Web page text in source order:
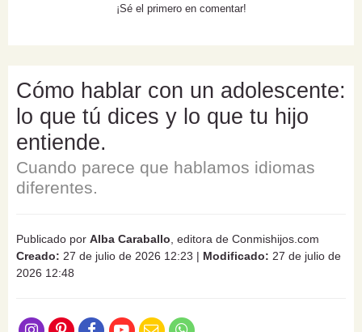
¡Sé el primero en comentar!
Cómo hablar con un adolescente:
lo que tú dices y lo que tu hijo
entiende.
Cuando parece que hablamos idiomas
diferentes.
Publicado por Alba Caraballo , editora de Conmishijos.com
Creado: 27 de julio de 2026 12:23 | Modificado: 27 de julio de
2026 12:48